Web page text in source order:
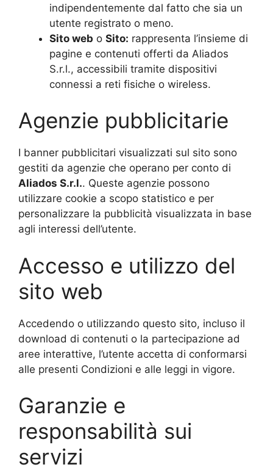
indipendentemente dal fatto che sia un
utente registrato o meno.
Sito web o Sito: rappresenta l’insieme di
pagine e contenuti offerti da Aliados
S.r.l., accessibili tramite dispositivi
connessi a reti fisiche o wireless.
Agenzie pubblicitarie
I banner pubblicitari visualizzati sul sito sono
gestiti da agenzie che operano per conto di
Aliados S.r.l.. Queste agenzie possono
utilizzare cookie a scopo statistico e per
personalizzare la pubblicità visualizzata in base
agli interessi dell’utente.
Accesso e utilizzo del
sito web
Accedendo o utilizzando questo sito, incluso il
download di contenuti o la partecipazione ad
aree interattive, l’utente accetta di conformarsi
alle presenti Condizioni e alle leggi in vigore.
Garanzie e
responsabilità sui
servizi